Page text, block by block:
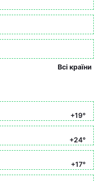
Всі країни
+19°
+24°
+17°